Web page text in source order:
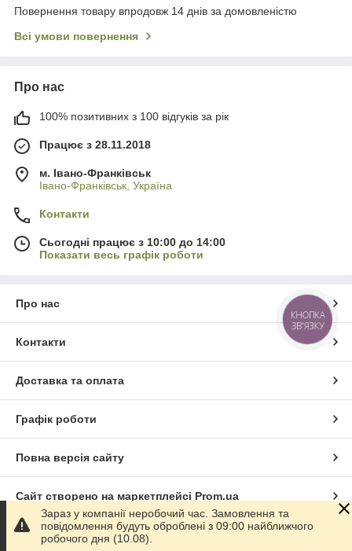
Повернення товару впродовж 14 днів за домовленістю
Всі умови повернення
Про нас
100% позитивних з 100 відгуків за рік
Працює з 28.11.2018
м. Івано-Франківськ
Івано-Франківськ, Україна
Контакти
Сьогодні працює з 10:00 до 14:00
Показати весь графік роботи
Про нас
Контакти
Доставка та оплата
Графік роботи
Повна версія сайту
Сайт створено на маркетплейсі Prom.ua
Політика конфіденційності
Зараз у компанії неробочий час. Замовлення та
повідомлення будуть оброблені з 09:00 найближчого
робочого дня (10.08).
КНОПКА
ЗВ'ЯЗКУ